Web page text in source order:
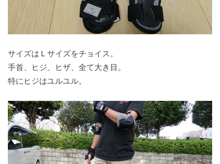
サイズはＬサイズをチョイス。
手首、ヒジ、ヒザ、全て大き目。
特にヒジはユルユル。